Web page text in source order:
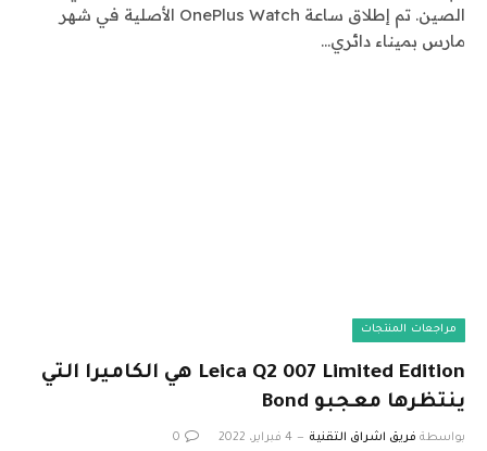
الصين. تم إطلاق ساعة OnePlus Watch الأصلية في شهر
مارس بميناء دائري…
مراجعات المنتجات
Leica Q2 007 Limited Edition هي الكاميرا التي
ينتظرها معجبو Bond
بواسطة فريق اشراق التقنية 4 فبراير، 2022 0